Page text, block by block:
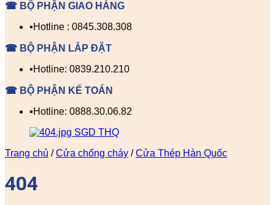
☎ BỘ PHẬN GIAO HÀNG
▪️Hotline : 0845.308.308
☎ BỘ PHẬN LẮP ĐẶT
▪️Hotline: 0839.210.210
☎ BỘ PHẬN KẾ TOÁN
▪️Hotline: 0888.30.06.82
Trang chủ / Cửa chống cháy / Cửa Thép Hàn Quốc
404